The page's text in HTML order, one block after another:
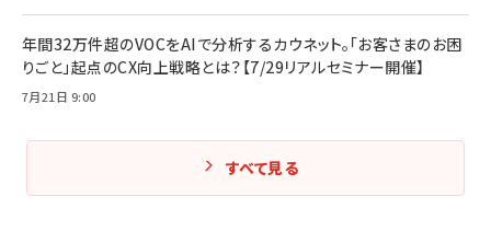
年間32万件超のVOCをAIで分析するカウネット。「お客さまのお困
りごと」起点のCX向上戦略とは？【7/29リアルセミナー開催】
7月21日 9:00
すべて見る